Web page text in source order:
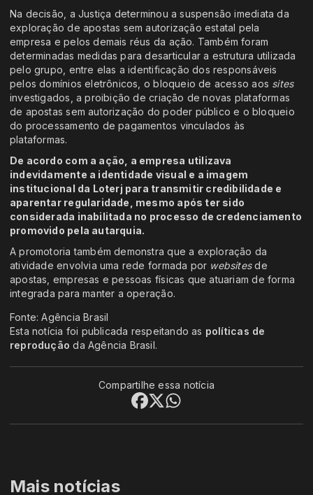
Na decisão, a Justiça determinou a suspensão imediata da
exploração de apostas sem autorização estatal pela
empresa e pelos demais réus da ação. Também foram
determinadas medidas para desarticular a estrutura utilizada
pelo grupo, entre elas a identificação dos responsáveis
pelos domínios eletrônicos, o bloqueio de acesso aos sites
investigados, a proibição de criação de novas plataformas
de apostas sem autorização do poder público e o bloqueio
do processamento de pagamentos vinculados às
plataformas.
De acordo com a ação, a empresa utilizava
indevidamente a identidade visual e a imagem
institucional da Loterj para transmitir credibilidade e
aparentar regularidade, mesmo após ter sido
considerada inabilitada no processo de credenciamento
promovido pela autarquia.
A promotoria também demonstra que a exploração da
atividade envolvia uma rede formada por websitesde
apostas, empresas e pessoas físicas que atuariam de forma
integrada para manter a operação.
Fonte: Agência Brasil
Esta notícia foi publicada respeitando as políticas de
reprodução da Agência Brasil.
Compartilhe essa notícia
Mais notícias